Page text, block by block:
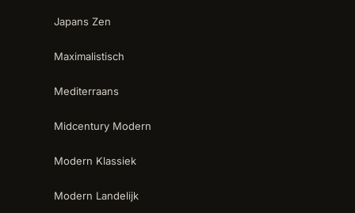
Japans Zen
Maximalistisch
Mediterraans
Midcentury Modern
Modern Klassiek
Modern Landelijk